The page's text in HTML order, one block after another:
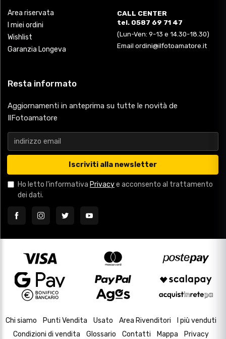
Area riservata
I miei ordini
Wishlist
Garanzia Longeva
CALL CENTER
tel. 0587 69 71 47
(Lun-Ven: 9-13 e 14.30-18.30)
Email ordini@ilfotoamatore.it
Resta informato
Aggiornamenti in anteprima su tutte le novità de
IlFotoamatore
Iscriviti alla newsletter
Ho letto l'informativa Privacye acconsento al trattamento
dei dati.
Chi siamo Punti Vendita Usato Area Rivenditori
I più venduti
Condizioni di vendita
Glossario Contatti Mappa Privacy